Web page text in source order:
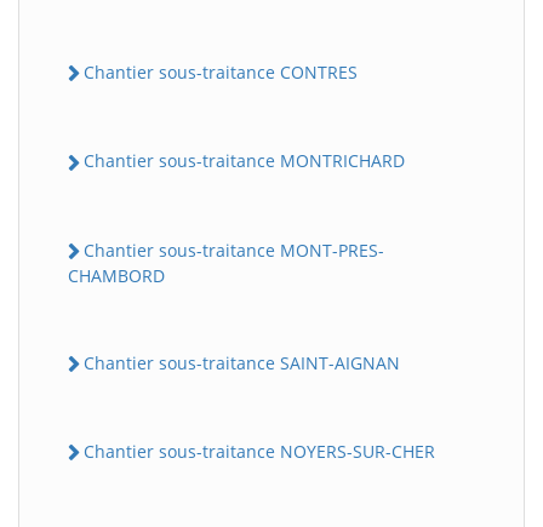
Chantier sous-traitance CONTRES
Chantier sous-traitance MONTRICHARD
Chantier sous-traitance MONT-PRES-
CHAMBORD
Chantier sous-traitance SAINT-AIGNAN
Chantier sous-traitance NOYERS-SUR-CHER